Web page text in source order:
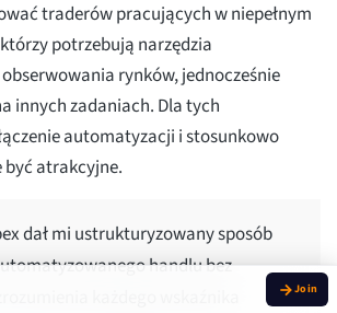
traderów pracujących w niepełnym
potrzebują narzędzia
rynków, jednocześnie
innych zadaniach. Dla tych
automatyzacji i stosunkowo
być atrakcyjne.
dał mi ustrukturyzowany sposób
handlu bez
każdego wskaźnika